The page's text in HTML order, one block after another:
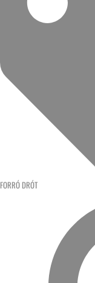
FORRÓ DRÓT